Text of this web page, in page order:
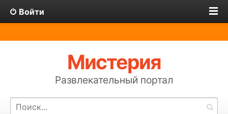
Войти
Мистерия
Развлекательный портал